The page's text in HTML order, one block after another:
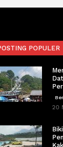
POPULER
20